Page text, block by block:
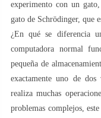
experimento con un
gato de Schrödinger, que
¿En qué se diferencia
computadora normal
pequeña de
exactamente uno de
realiza muchas
problemas complejos,